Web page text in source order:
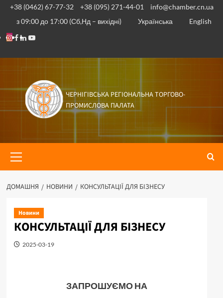
Перейти
вмісту
+38 (0462) 67-77-32 +38 (095) 271-44-01
info@chamber.cn.ua
з 09:00 до 17:00 (Сб,Нд – вихідні)
Українська
English
Instagram
Facebook
Linkedin
Youtube
ЧЕРНІГІВСЬКА РЕГІОНАЛЬНА ТОРГОВО-
ПРОМИСЛОВА ПАЛАТА
меню
ДОМАШНЯ НОВИНИ КОНСУЛЬТАЦІЇ ДЛЯ БІЗНЕСУ
Новини
КОНСУЛЬТАЦІЇ ДЛЯ БІЗНЕСУ
2025-03-19
ЗАПРОШУЄМО НА